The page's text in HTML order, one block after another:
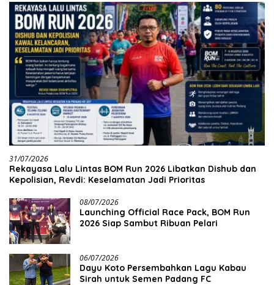
31/07/2026
Rekayasa Lalu Lintas BOM Run 2026 Libatkan Dishub dan
Kepolisian, Revdi: Keselamatan Jadi Prioritas
08/07/2026
Launching Official Race Pack, BOM Run
2026 Siap Sambut Ribuan Pelari
06/07/2026
Dayu Koto Persembahkan Lagu Kabau
Sirah untuk Semen Padang FC